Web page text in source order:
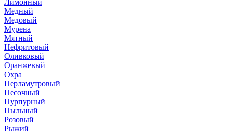
Лимонный
Медный
Медовый
Мурена
Мятный
Нефритовый
Оливковый
Оранжевый
Охра
Перламутровый
Песочный
Пурпурный
Пыльный
Розовый
Рыжий